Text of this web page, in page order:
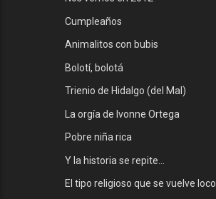
Cumpleaños
Animalitos con bubis
Bolotí, bolotá
Trienio de Hidalgo (del Mal)
La orgía de Ivonne Ortega
Pobre niña rica
Y la historia se repite...
El tipo religioso que se vuelve loco